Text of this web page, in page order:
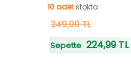
10adetstokta
10adetstokta
249,99 TL
Sepette224,99 TL